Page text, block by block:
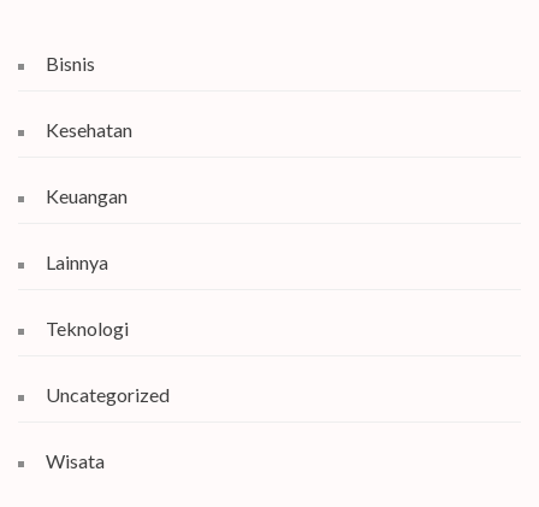
Bisnis
Kesehatan
Keuangan
Lainnya
Teknologi
Uncategorized
Wisata